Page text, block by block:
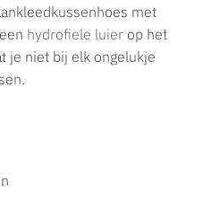
met
hydrofiele luierop het
je niet bij elk ongelukje